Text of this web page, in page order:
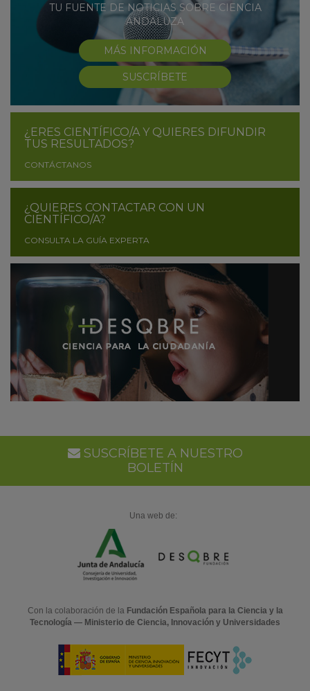
TU FUENTE DE NOTICIAS SOBRE CIENCIA
ANDALUZA
MÁS INFORMACIÓN
SUSCRÍBETE
¿ERES CIENTÍFICO/A Y QUIERES DIFUNDIR
TUS RESULTADOS?
CONTÁCTANOS
¿QUIERES CONTACTAR CON UN
CIENTÍFICO/A?
CONSULTA LA GUÍA EXPERTA
SUSCRÍBETE A NUESTRO
BOLETÍN
Una web de:
Con la colaboración de la Fundación Española para la Ciencia y la
Tecnología — Ministerio de Ciencia, Innovación y Universidades